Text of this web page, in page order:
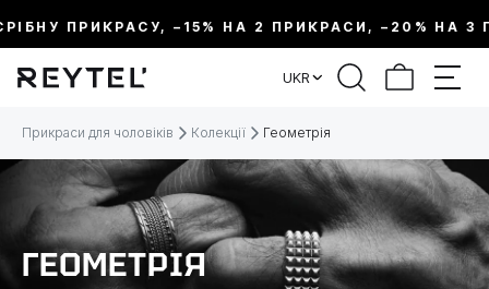
ПРИКРАСУ, –15% НА 2 ПРИКРАСИ, –20% НА 3
UKR
Прикраси для чоловіків Колекції Геометрія
ГЕОМЕТРІЯ
ФІЛЬТР
МЕТАЛ
ВИД ПРИКРАСИ